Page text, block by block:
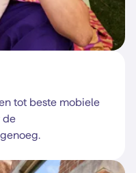
tot beste mobiele
de